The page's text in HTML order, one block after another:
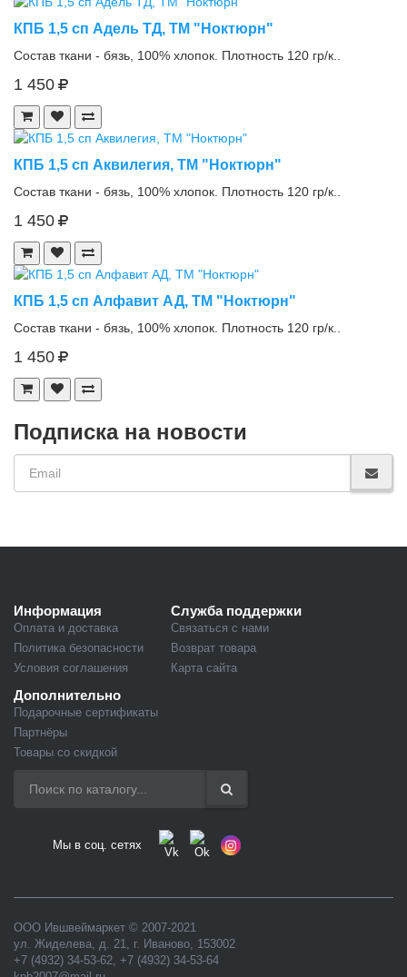
КПБ 1,5 сп Адель ТД, ТМ "Ноктюрн"
Состав ткани - бязь, 100% хлопок. Плотность 120 гр/к..
1 450
КПБ 1,5 сп Аквилегия, ТМ "Ноктюрн"
Состав ткани - бязь, 100% хлопок. Плотность 120 гр/к..
1 450
КПБ 1,5 сп Алфавит АД, ТМ "Ноктюрн"
Состав ткани - бязь, 100% хлопок. Плотность 120 гр/к..
1 450
Подписка на новости
Информация
Оплата и доставка
Политика безопасности
Условия соглашения
Служба поддержки
Связаться с нами
Возврат товара
Карта сайта
Дополнительно
Подарочные сертификаты
Партнёры
Товары со скидкой
Мы в соц. сетях
ООО Ившвеймаркет © 2007-2021
ул. Жиделева, д. 21, г. Иваново, 153002
+7 (4932) 34-53-62, +7 (4932) 34-53-64